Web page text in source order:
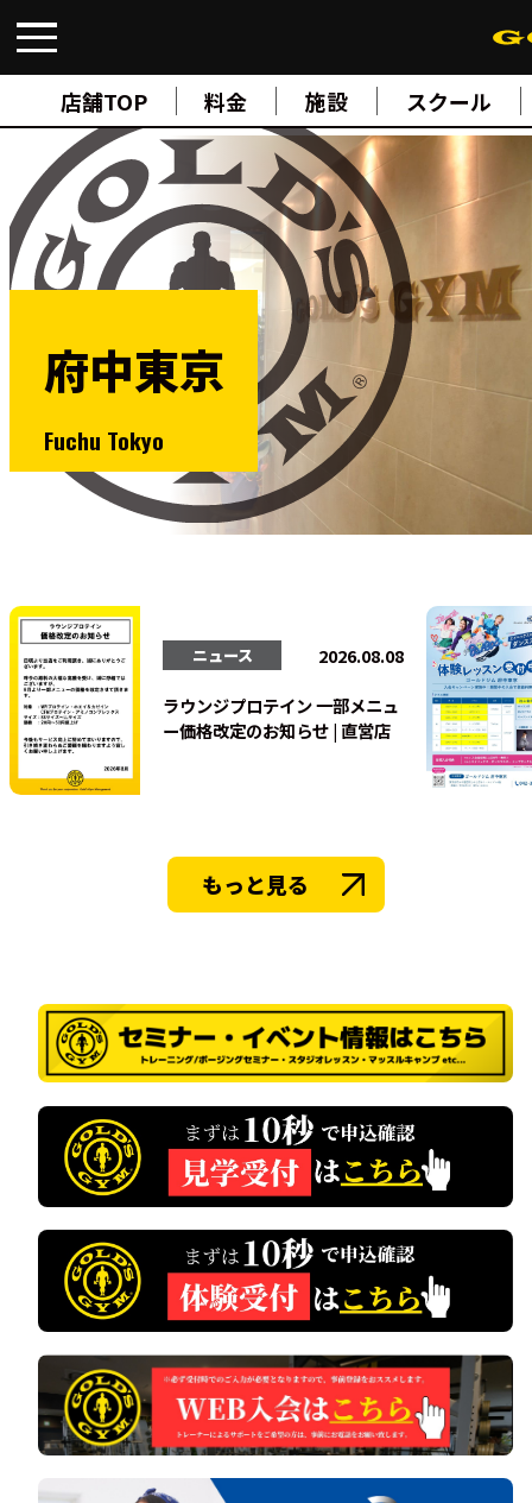
店舗TOP 料金 施設 スクール
FIND A GYM 店舗検索
ABOUT ゴールドジムについて
SUPPORT トレーニングサポート
SCHOOLスクール
STUDIOスタジオ
JOIN ご入会について
NEWSニュース
SHOP オンラインストア
法人会員
府中東京
Fuchu Tokyo
ニュース 2026.08.08
ラウンジプロテイン 一部メニュ
ー価格改定のお知らせ | 直営店
もっと見る